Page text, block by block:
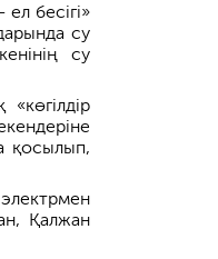
бесігі»
су
су
қосылып,
Қалжан